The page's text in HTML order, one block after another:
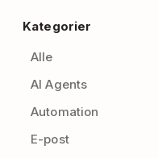
Kategorier
Alle
AI Agents
Automation
E-post